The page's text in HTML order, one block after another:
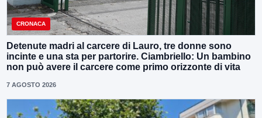
CRONACA
Detenute madri al carcere di Lauro, tre donne sono
incinte e una sta per partorire. Ciambriello: Un bambino
non può avere il carcere come primo orizzonte di vita
7 AGOSTO 2026